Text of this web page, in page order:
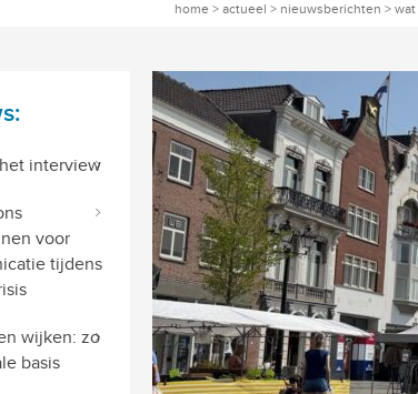
home > actueel > nieuwsberichten >
interview
voor
tijdens
wijken: zo
basis